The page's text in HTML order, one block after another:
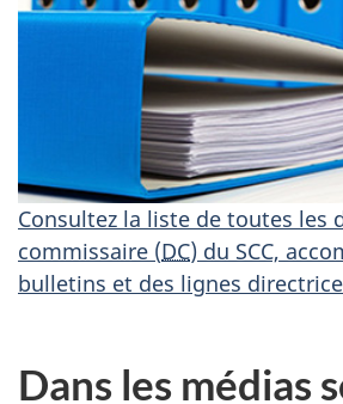
Consultez la liste de toutes les
commissaire (DC) du SCC,
bulletins et des lignes
Dans les médias